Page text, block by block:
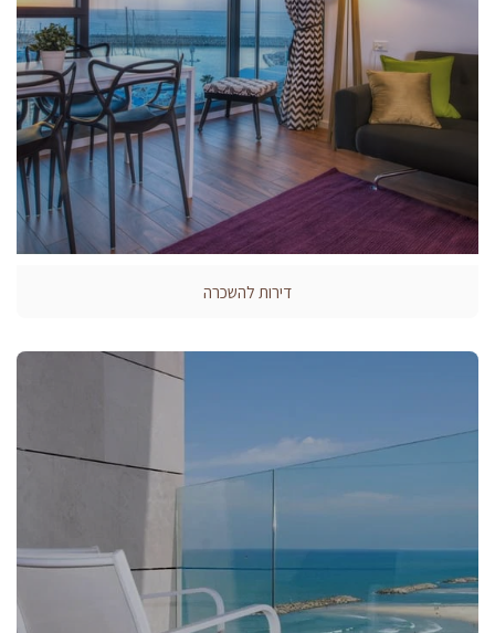
דירות להשכרה